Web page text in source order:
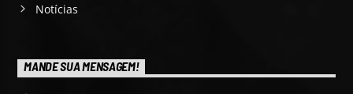
Notícias
MANDE SUA MENSAGEM!